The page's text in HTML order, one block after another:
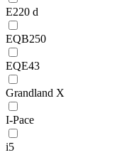
E220 d
EQB250
EQE43
Grandland X
I-Pace
i5